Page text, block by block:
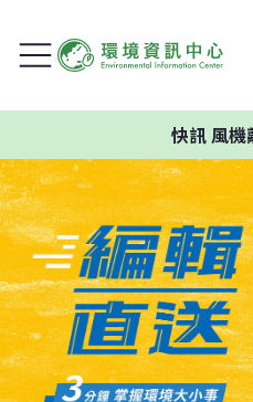
快訊風機離